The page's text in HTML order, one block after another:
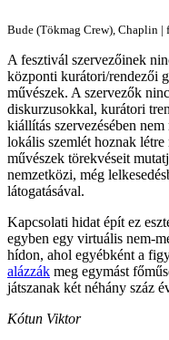
Bude (Tökmag Crew), Chaplin
A fesztivál szervezőinek
központi kurátori/rendezői
művészek. A szervezők
diskurzusokkal, kurátori
kiállítás szervezésében
lokális szemlét hoznak
művészek törekvéseit
nemzetközi, még
látogatásával.
Kapcsolati hidat épít ez
egyben egy virtuális nem-
hídon, ahol egyébként a
alázzák meg egymást
játszanak két néhány száz
Kótun Viktor